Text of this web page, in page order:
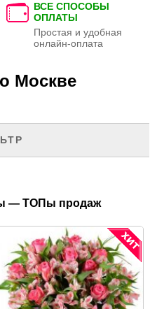
ВСЕ СПОСОБЫ
ОПЛАТЫ
Простая и удобная
онлайн-оплата
Москве
— ТОПы продаж